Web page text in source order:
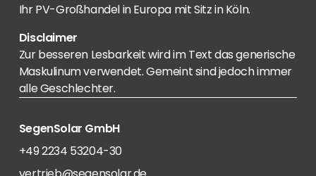
Ihr PV-Großhandel in Europa mit Sitz in Köln.
Disclaimer
Zur besseren Lesbarkeit wird im Text das generische
Maskulinum verwendet. Gemeint sind jedoch immer
alle Geschlechter.
SegenSolar GmbH
+49 2234 53204-30